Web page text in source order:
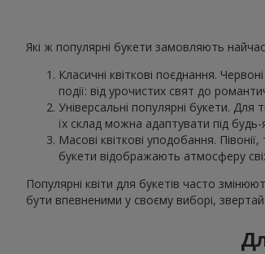
Які ж популярні букети замовляють
Класичні квіткові поєднання.
події: від урочистих свят до
Універсальні популярні букети.
їх склад можна адаптувати під будь-
Масові квіткові уподобання.
букети відображають атмосферу
Популярні квіти для букетів часто
бути впевненими у своєму виборі,